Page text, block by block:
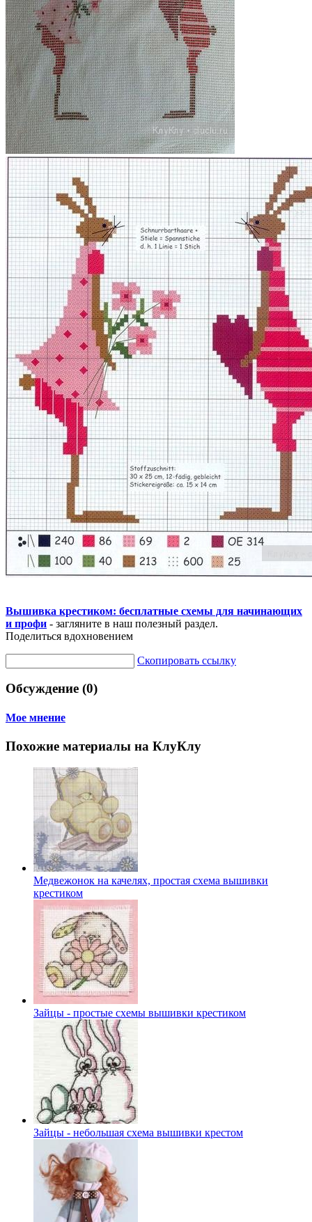
Вышивка крестиком: бесплатные схемы для начинающих
и профи - загляните в наш полезный раздел.
Поделиться вдохновением
Скопировать ссылку
Обсуждение (0)
Мое мнение
Похожие материалы на КлуКлу
Медвежонок на качелях, простая схема вышивки
крестиком
Зайцы - простые схемы вышивки крестиком
Зайцы - небольшая схема вышивки крестом